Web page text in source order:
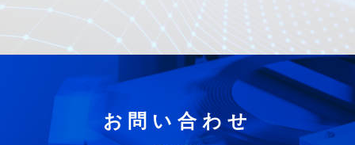
お問い合わせ